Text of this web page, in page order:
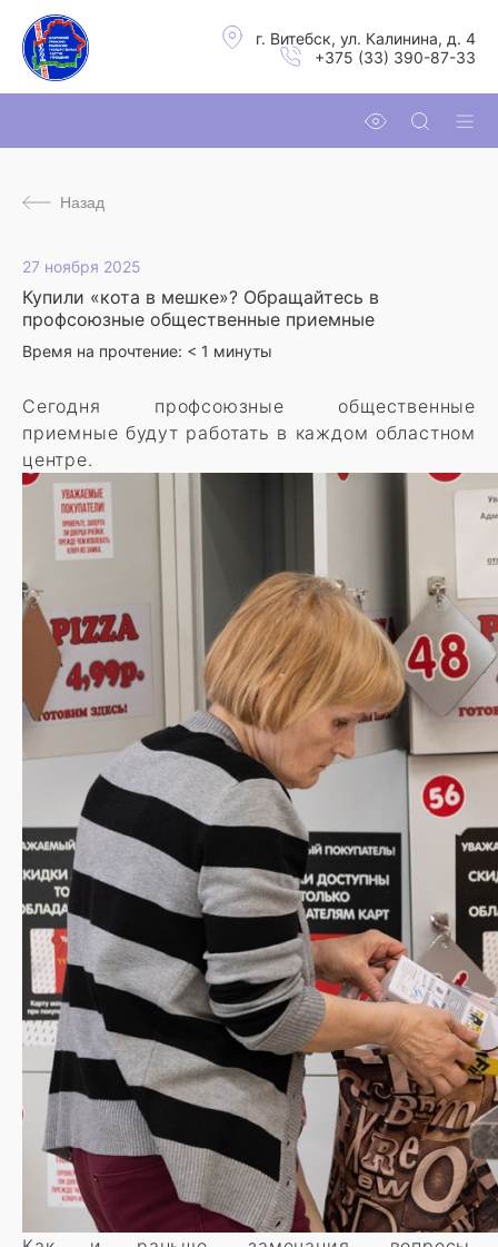
г. Витебск, ул. Калинина, д. 4
+375 (33) 390-87-33
Назад
27 ноября 2025
Купили «кота в мешке»? Обращайтесь в
профсоюзные общественные приемные
Время на прочтение: < 1 минуты
Сегодня профсоюзные общественные
приемные будут работать в каждом областном
центре.